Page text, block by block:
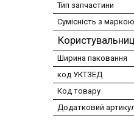
Тип запчастини
Сумісність з маркою
Ширина паковання
код УКТЗЕД
Код товару
Додатковий